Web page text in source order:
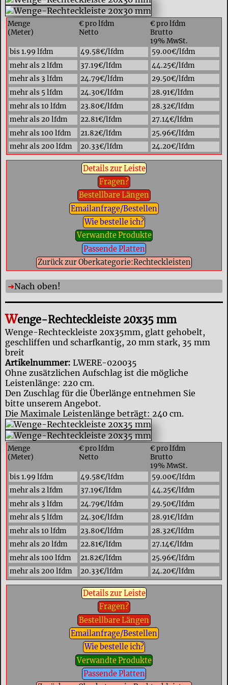
Menge
(Meter)
€ pro lfdm
Netto
€ pro lfdm
Brutto
19% MwSt.
bis 1.99 lfdm
49.58€/lfdm
59.00€/lfdm
mehr als 2 lfdm
37.19€/lfdm
44.25€/lfdm
mehr als 3 lfdm
24.79€/lfdm
29.50€/lfdm
mehr als 5 lfdm
24.30€/lfdm
28.91€/lfdm
mehr als 10 lfdm
23.80€/lfdm
28.32€/lfdm
mehr als 20 lfdm
22.81€/lfdm
27.14€/lfdm
mehr als 100 lfdm
21.82€/lfdm
25.96€/lfdm
mehr als 200 lfdm
20.33€/lfdm 24.20€/lfdm
Details zur Leiste
Fragen?
Bestellbare Längen
Emailanfrage/Bestellen
Wie bestelle ich?
Verwandte Produkte
Passende Platten
Zurück zur Oberkategorie:Rechteckleisten
Nach oben!
Wenge-Rechteckleiste 20x35 mm
Wenge-Rechteckleiste 20x35mm, glatt gehobelt,
geschliffen und scharfkantig, 20 mm stark, 35 mm
breit
Artikelnummer: LWERE-020035
Ohne zusätzlichen Aufschlag ist die mögliche
Leistenlänge: 220 cm.
Den Zuschlag für die Überlänge entnehmen Sie
bitte unserem Angebot.
Die Maximale Leistenlänge beträgt: 240 cm.
Menge
(Meter)
€ pro lfdm
Netto
€ pro lfdm
Brutto
19% MwSt.
bis 1.99 lfdm
49.58€/lfdm
59.00€/lfdm
mehr als 2 lfdm
37.19€/lfdm
44.25€/lfdm
mehr als 3 lfdm
24.79€/lfdm
29.50€/lfdm
mehr als 5 lfdm
24.30€/lfdm
28.91€/lfdm
mehr als 10 lfdm
23.80€/lfdm
28.32€/lfdm
mehr als 20 lfdm
22.81€/lfdm
27.14€/lfdm
mehr als 100 lfdm
21.82€/lfdm
25.96€/lfdm
mehr als 200 lfdm
20.33€/lfdm 24.20€/lfdm
Details zur Leiste
Fragen?
Bestellbare Längen
Emailanfrage/Bestellen
Wie bestelle ich?
Verwandte Produkte
Passende Platten